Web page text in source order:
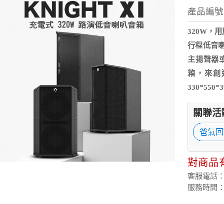
產品編
320W，
行程低音
主揚聲器
箱，來創
關聯
爸氣
對商品
客服電話
服務時間